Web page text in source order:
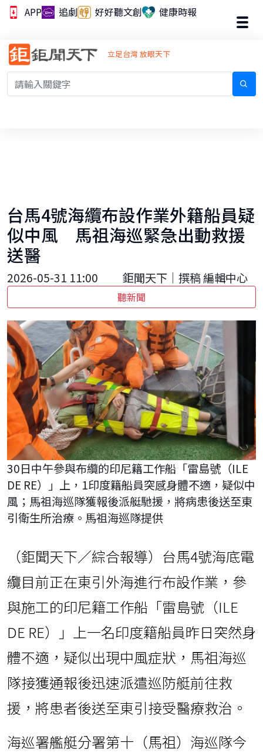
APP 追劇 好好聽文創 健康時報
立足台灣 放眼天下
台馬4號海纜布設作業外籍船員疑
似中風 馬祖海巡緊急出動救援
送醫
2026-05-31 11:00 鉅聞天下｜撰稿 編輯中心
聽新聞
30日中午參與布纜的印尼籍工作船「雷島號（ILE
DE RE）」上，1印度籍船員突感身體不適，疑似中
風；馬祖海巡隊獲報後派艇馳援，將病患後送至東
引衛生所治療。馬祖海巡隊提供
（鉅聞天下／綜合報導）台馬4號海底電
纜目前正在東引外海進行布設作業，參
與施工的印尼籍工作船「雷島號（ILE
DE RE）」上一名印度籍船員昨日突然身
體不適，疑似出現中風症狀，馬祖海巡
隊接獲通報後迅速派遣巡防艇前往救
援，將患者後送至東引接受醫療救治。
海巡署艦艇分署第十（馬祖）海巡隊今